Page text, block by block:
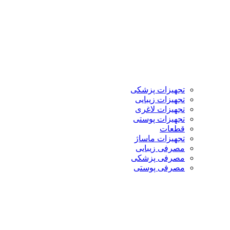
تجهیزات پزشکی
تجهیزات زیبایی
تجهیزات لاغری
تجهیزات پوستی
قطعات
تجهیزات ماساژ
مصرفی زیبایی
مصرفی پزشکی
مصرفی پوستی